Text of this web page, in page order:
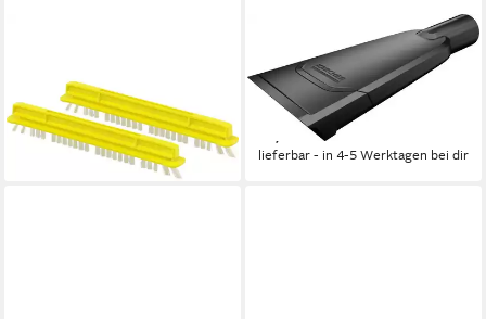
Bürstenleistenset 2.863-
368.0
21,98 €
lieferbar - in 4-5 Werktagen bei dir
Wischdüse Kärcher
Absaugdüse für Nass- &
Trockensauger
lieferbar - in 4-5 Werktagen bei dir